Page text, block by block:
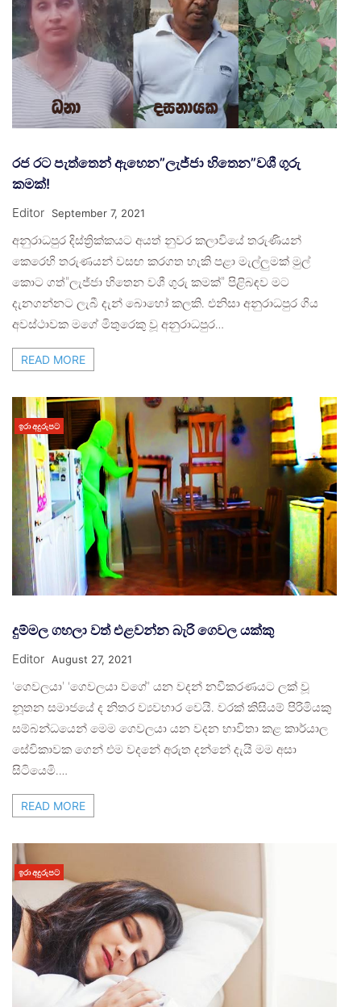
රජ රට පැත්තෙන් ඇහෙන”ලැජ්ජා හිතෙන”වශී ගුරු
කමක්!
Editor September 7, 2021
අනුරාධපුර දිස්ත්‍රික්කයට අයත් නුවර කලාවියේ තරුණියන්
කෙරෙහි තරුණයන් වසඟ කරගත හැකි පළා මැල්ලුමක් මුල්
කොට ගත්”ලැජ්ජා හිතෙන වශී ගුරු කමක්” පිළිබඳව මට
දැනගන්නට ලැබී දැන් බොහෝ කලකි. එනිසා අනුරාධපුර ගිය
අවස්ථාවක මගේ මිතුරෙකු වූ අනුරාධපුර…
READ MORE
ඉරා අදුරුපට
දුම්මල ගහලා වත් එළවන්න බැරි ගෙවල යක්කු
Editor August 27, 2021
‘ගෙවලයා’ ‘ගෙවලයා වගේ’ යන වදන් නවීකරණයට ලක් වූ
නූතන සමාජයේ ද නිතර ව්‍යවහාර වෙයි. වරක් කිසියම් පිරිමියකු
සම්බන්ධයෙන් මෙම ගෙවලයා යන වදන භාවිතා කළ කාර්යාල
සේවිකාවක ගෙන් එම වදනේ අරුත දන්නේ දැයි මම අසා
සිටියෙමි.…
READ MORE
ඉරා අදුරුපට